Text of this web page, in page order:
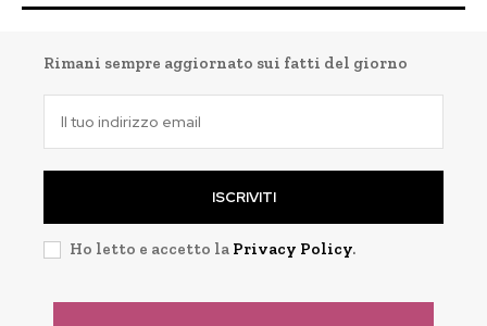
Rimani sempre aggiornato sui fatti del giorno
ISCRIVITI
Ho letto e accetto la Privacy Policy.